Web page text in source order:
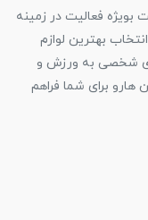
فعالیت در زمینه
بهترین لوازم
علاقه ی شخصی به ورزش و
برای شما فراهم